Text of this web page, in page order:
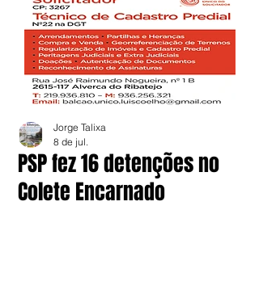
PSP fez 16 detenções no
Colete Encarnado
Jorge Talixa
8 de jul.